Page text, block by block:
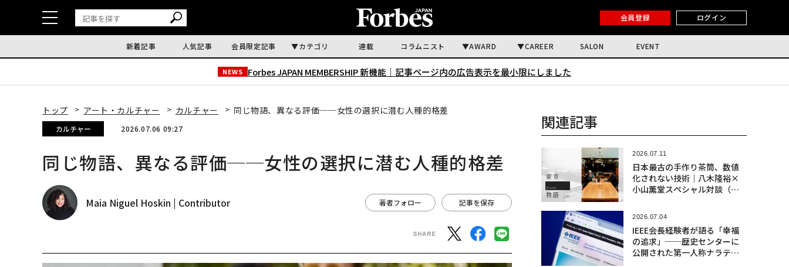
会員登録 ログイン
新着記事 人気記事 会員限定記事 カテゴリ 連載 コラムニスト AWARD CAREER SALON EVENT
NEWS Forbes JAPAN MEMBERSHIP 新機能｜ 記事ページ内の広告表示を最小限にしました
トップ アート・カルチャー カルチャー 同じ物語、異なる評価──女性の選択に潜む人種的格差
カルチャー 2026.07.06 09:27
同じ物語、異なる評価──女性の選択に潜む人種的格差
Maia Niguel Hoskin | Contributor 著者フォロー 記事を保存
関連記事
2026.07.11
日本最古の手作り茶筒、数値
化されない技術｜八木隆裕×
小山薫堂スペシャル対談（前
2026.07.04
IEEE会長経験者が語る「幸福
の追求」──歴史センターに
公開された第一人称ナラティ